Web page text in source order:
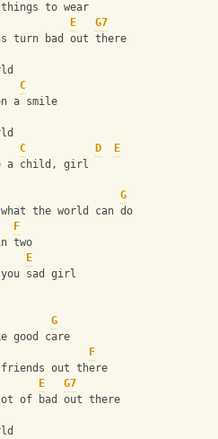
to wear
E
G7
turn bad out there
C
a smile
C D
E
a child, girl
G
the world can do
F
two
E
you sad girl
G
good care
F
friends out there
E
G7
of bad out there